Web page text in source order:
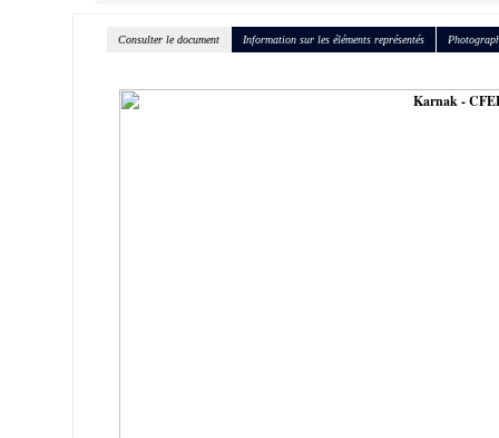
Consulter le document Information sur les éléments représentés